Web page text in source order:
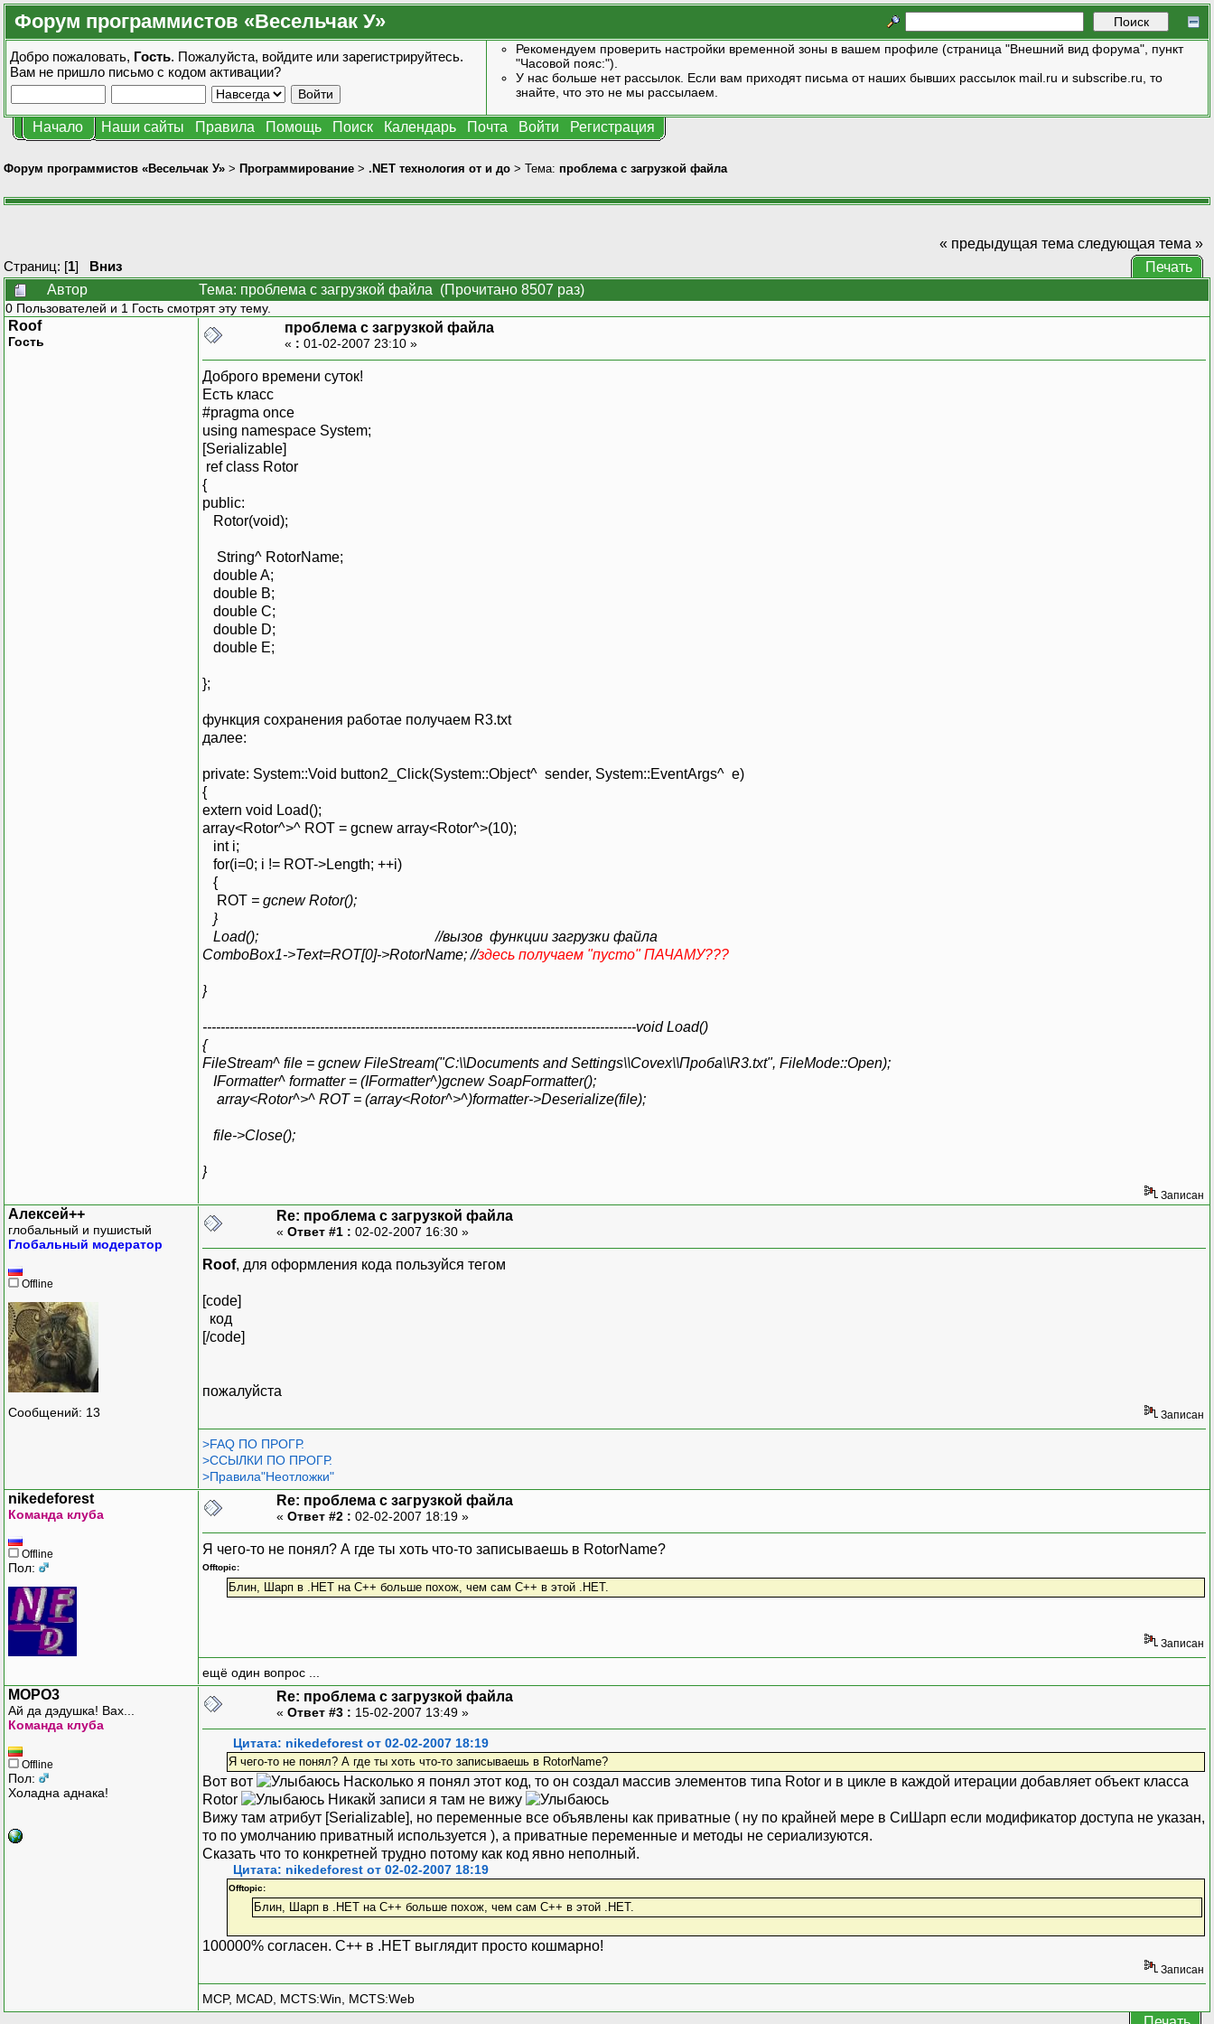
Форум программистов «Весельчак У»
Добро пожаловать, Гость. Пожалуйста, войдите или зарегистрируйтесь.
Вам не пришло письмо с кодом активации?
Рекомендуем проверить настройки временной зоны в вашем профиле (страница "Внешний вид форума", пункт
"Часовой пояс:").
У нас больше нет рассылок. Если вам приходят письма от наших бывших рассылок mail.ru и subscribe.ru, то
знайте, что это не мы рассылаем.
Начало Наши сайты Правила Помощь Поиск Календарь Почта Войти Регистрация
Форум программистов «Весельчак У» > Программирование > .NET технология от и до > Тема: проблема с загрузкой файла
Страниц: [1] Вниз
« предыдущая тема следующая тема »
Печать
Автор
Тема: проблема с загрузкой файла (Прочитано 8507 раз)
0 Пользователей и 1 Гость смотрят эту тему.
Roof
Гость
проблема с загрузкой файла
« : 01-02-2007 23:10 »
Доброго времени суток!
Есть класс
#pragma once
using namespace System;
[Serializable]
ref class Rotor
{
public:
Rotor(void);
String^ RotorName;
double A;
double B;
double C;
double D;
double E;
};
функция сохранения работае получаем R3.txt
далее:
private: System::Void button2_Click(System::Object^ sender, System::EventArgs^ e)
{
extern void Load();
array<Rotor^>^ ROT = gcnew array<Rotor^>(10);
int i;
for(i=0; i != ROT->Length; ++i)
{
ROT = gcnew Rotor();
}
Load(); //вызов функции загрузки файла
ComboBox1->Text=ROT[0]->RotorName; //здесь получаем "пусто" ПАЧАМУ???
}
------------------------------------------------------------------------------------------------void Load()
{
FileStream^ file = gcnew FileStream("C:\\Documents and Settings\\Covex\\Проба\\R3.txt", FileMode::Open);
IFormatter^ formatter = (IFormatter^)gcnew SoapFormatter();
array<Rotor^>^ ROT = (array<Rotor^>^)formatter->Deserialize(file);
file->Close();
}
Записан
Алексей++
глобальный и пушистый
Глобальный модератор
Offline
Сообщений: 13
Re: проблема с загрузкой файла
« Ответ #1 : 02-02-2007 16:30 »
Roof, для оформления кода пользуйся тегом
[code]
код
[/code]
пожалуйста
Записан
>FAQ ПО ПРОГР.
>ССЫЛКИ ПО ПРОГР.
>Правила"Неотложки"
nikedeforest
Команда клуба
Offline
Пол:
Re: проблема с загрузкой файла
« Ответ #2 : 02-02-2007 18:19 »
Я чего-то не понял? А где ты хоть что-то записываешь в RotorName?
Offtopic:
Блин, Шарп в .НЕТ на С++ больше похож, чем сам С++ в этой .НЕТ.
Записан
ещё один вопрос ...
MOPO3
Ай да дэдушка! Вах...
Команда клуба
Offline
Пол:
Холадна аднака!
Re: проблема с загрузкой файла
« Ответ #3 : 15-02-2007 13:49 »
Цитата: nikedeforest от 02-02-2007 18:19
Я чего-то не понял? А где ты хоть что-то записываешь в RotorName?
Вот вот
Насколько я понял этот код, то он создал массив элементов типа Rotor и в цикле в каждой итерации добавляет объект класса
Rotor
Никакй записи я там не вижу
Вижу там атрибут [Serializable], но переменные все объявлены как приватные ( ну по крайней мере в СиШарп если модификатор доступа не указан,
то по умолчанию приватный используется ), а приватные переменные и методы не сериализуются.
Сказать что то конкретней трудно потому как код явно неполный.
Цитата: nikedeforest от 02-02-2007 18:19
Offtopic:
Блин, Шарп в .НЕТ на С++ больше похож, чем сам С++ в этой .НЕТ.
100000% согласен. С++ в .НЕТ выглядит просто кошмарно!
Записан
MCP, MCAD, MCTS:Win, MCTS:Web